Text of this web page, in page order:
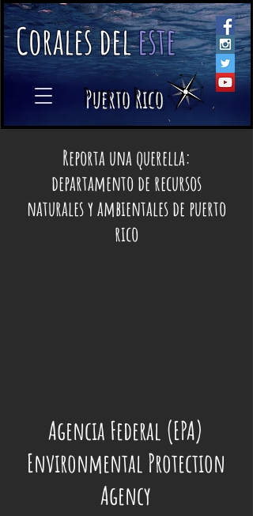
Coralesdeleste​
Puerto Rico
Reporta una querella:
departamento de recursos
naturales y ambientales de puerto
rico
Agencia Federal (EPA)
Environmental Protection
Agency